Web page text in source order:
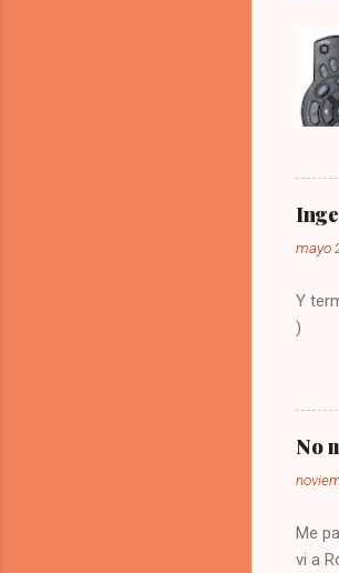
mayo
Y
)
No
Me
vi a